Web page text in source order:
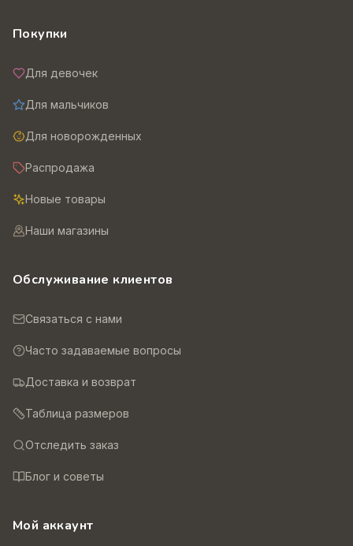
Покупки
Для девочек
Для мальчиков
Для новорожденных
Распродажа
Новые товары
Наши магазины
Обслуживание клиентов
Связаться с нами
Часто задаваемые вопросы
Доставка и возврат
Таблица размеров
Отследить заказ
Блог и советы
Мой аккаунт